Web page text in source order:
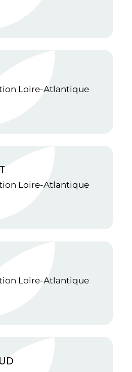
Loire-Atlantique
Loire-Atlantique
Loire-Atlantique